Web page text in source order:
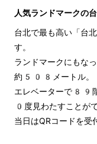
人気ランドマーク
台北で最も高い「
す。
ランドマークにも
約508メートル。
エレベーターで89
0度見わたすことが
当日はQRコードを受